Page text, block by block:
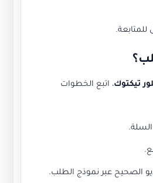
تيكتوك، اتبع الخطوات
الصحيح عبر نموذج الطلب.